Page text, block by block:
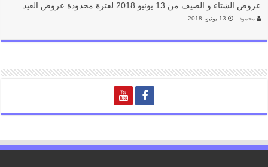
عروض الشتاء و الصيف من 13 يونيو 2018 لفترة محدودة عروض العيد
محمود 13 يونيو، 2018